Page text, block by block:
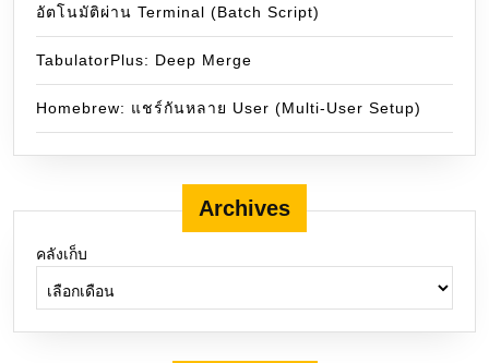
อัตโนมัติผ่าน Terminal (Batch Script)
TabulatorPlus: Deep Merge
Homebrew: แชร์กันหลาย User (Multi-User Setup)
Archives
คลังเก็บ